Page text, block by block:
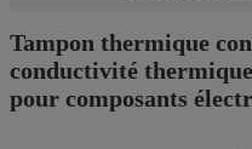
Tampon thermique
conductivité
pour composants